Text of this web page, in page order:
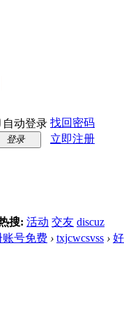
自动登录 找回密码
登录
立即注册
搜: 活动 交友 discuz
账号免费 › txjcwcsvss ›